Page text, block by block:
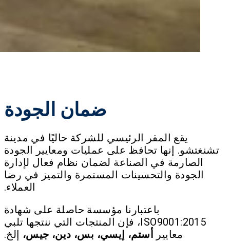
ضمان الجودة
يقع المقر الرئيسي للشركة حاليًا في مدينة
تشنغتشو. إنها تحافظ على عمليات ومعايير الجودة
الصارمة في الصناعة لضمان نظام فعال لإدارة
الجودة والتحسينات المستمرة والتميز في رضا
العملاء.
باعتبارنا مؤسسة حاصلة على شهادة
ISO9001:2015، فإن المنتجات التي ننتجها تلبي
معايير
أستم، إيسي، بس، دين، جيس، إلخ.